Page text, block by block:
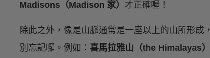
Madisons（Madison 家） 才正確喔！
除此之外，像是山脈通常是一座以上的山所形成
別忘記囉。例如： 喜馬拉雅山（the Himalayas